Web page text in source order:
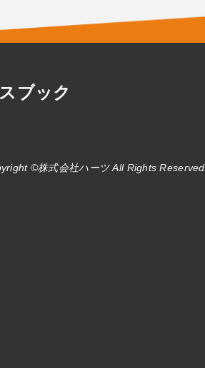
ブック
©株式会社ハーツAll Rights Reserved.